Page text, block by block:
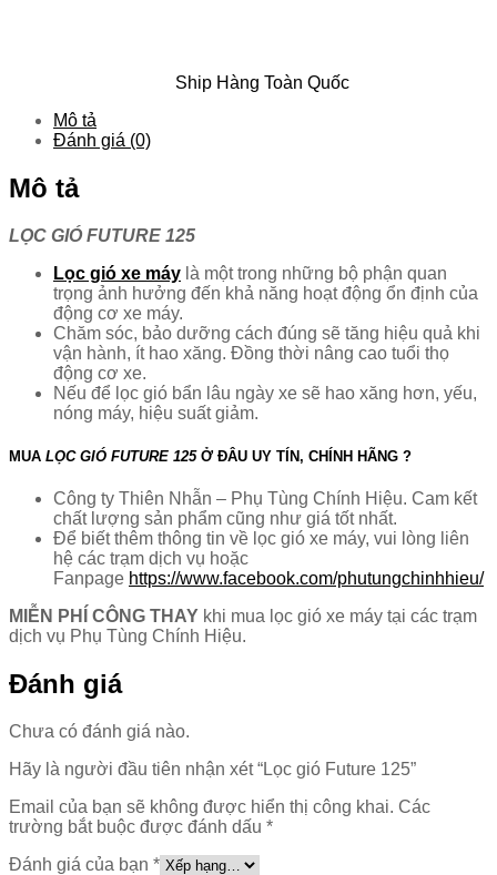
Ship Hàng Toàn Quốc
Mô tả
Đánh giá (0)
Mô tả
LỌC GIÓ FUTURE 125
Lọc gió xe máy là một trong những bộ phận quan
trọng ảnh hưởng đến khả năng hoạt động ổn định của
động cơ xe máy.
Chăm sóc, bảo dưỡng cách đúng sẽ tăng hiệu quả khi
vận hành, ít hao xăng. Đồng thời nâng cao tuổi thọ
động cơ xe.
Nếu để lọc gió bẩn lâu ngày xe sẽ hao xăng hơn, yếu,
nóng máy, hiệu suất giảm.
MUA LỌC GIÓ FUTURE 125Ở ĐÂU UY TÍN, CHÍNH HÃNG ?
Công ty Thiên Nhẫn – Phụ Tùng Chính Hiệu. Cam kết
chất lượng sản phẩm cũng như giá tốt nhất.
Để biết thêm thông tin về lọc gió xe máy, vui lòng liên
hệ các trạm dịch vụ hoặc
Fanpage https://www.facebook.com/phutungchinhhieu/
MIỄN PHÍ CÔNG THAY khi mua lọc gió xe máy tại các trạm
dịch vụ Phụ Tùng Chính Hiệu.
Đánh giá
Chưa có đánh giá nào.
Hãy là người đầu tiên nhận xét “Lọc gió Future 125”
Email của bạn sẽ không được hiển thị công khai. Các
trường bắt buộc được đánh dấu *
Đánh giá của bạn *